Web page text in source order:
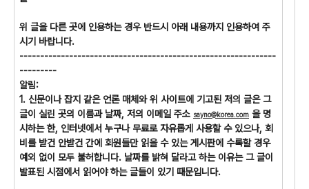
위 글을 다른 곳에 인용하는 경우 반드시 아래 내용까지 인용하여 주
시기 바랍니다.
--------------------------------------------------------------
---------
알림:
1. 신문이나 잡지 같은 언론 매체와 위 사이트에 기고된 저의 글은 그
글이 실린 곳의 이름과 날짜, 저의 이메일 주소 sayno@korea.com 을 명
시하는 한, 인터넷에서 누구나 무료로 자유롭게 사용할 수 있으나, 회
비를 받건 안받건 간에 회원들만 읽을 수 있는 게시판에 수록할 경우
예외 없이 모두 불허합니다. 날짜를 밝혀 달라고 하는 이유는 그 글이
발표된 시점에서 읽어야 하는 글들이 있기 때문입니다.